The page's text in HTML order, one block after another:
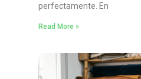
perfectamente. En
Read More »